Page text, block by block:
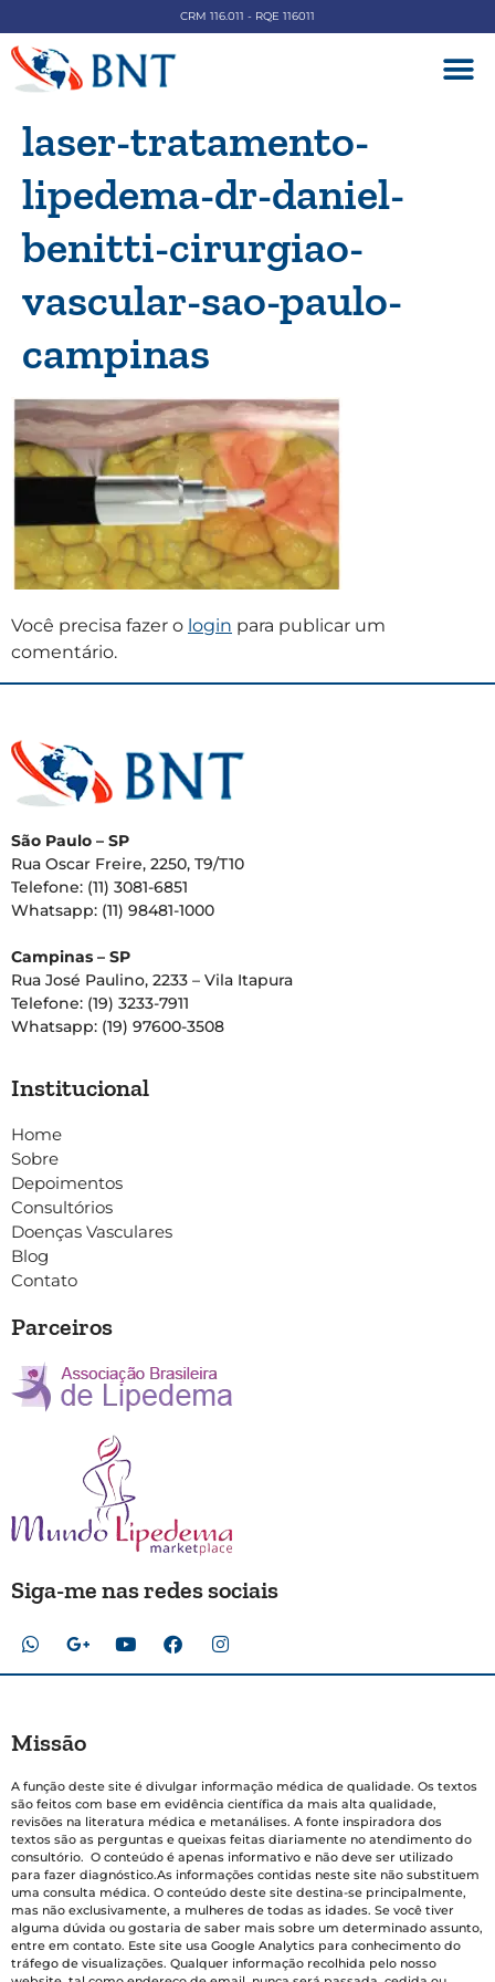
CRM 116.011 - RQE 116011
laser-tratamento-
lipedema-dr-daniel-
benitti-cirurgiao-
vascular-sao-paulo-
campinas
Você precisa fazer o login para publicar um
comentário.
São Paulo – SP
Rua Oscar Freire, 2250, T9/T10
Telefone: (11) 3081-6851
Whatsapp: (11) 98481-1000
Campinas – SP
Rua José Paulino, 2233 – Vila Itapura
Telefone: (19) 3233-7911
Whatsapp: (19) 97600-3508
Institucional
Home
Sobre
Depoimentos
Consultórios
Doenças Vasculares
Blog
Contato
Parceiros
Siga-me nas redes sociais
Missão
A função deste site é divulgar informação médica de qualidade. Os textos
são feitos com base em evidência científica da mais alta qualidade,
revisões na literatura médica e metanálises. A fonte inspiradora dos
textos são as perguntas e queixas feitas diariamente no atendimento do
consultório. O conteúdo é apenas informativo e não deve ser utilizado
para fazer diagnóstico.As informações contidas neste site não substituem
uma consulta médica. O conteúdo deste site destina-se principalmente,
mas não exclusivamente, a mulheres de todas as idades. Se você tiver
alguma dúvida ou gostaria de saber mais sobre um determinado assunto,
entre em contato. Este site usa Google Analytics para conhecimento do
tráfego de visualizações. Qualquer informação recolhida pelo nosso